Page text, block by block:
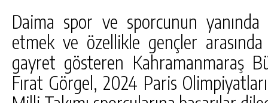
Daima spor ve sporcunun
etmek ve özellikle gençler
gayret gösteren Kahramanmaraş
Fırat Görgel, 2024 Paris